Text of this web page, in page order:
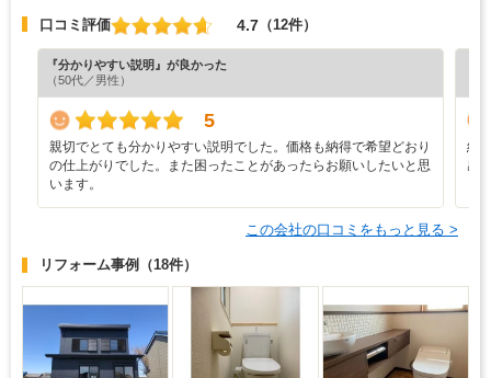
口コミ評価 4.7 （12件）
『分かりやすい説明』が良かった
（50代／男性）
5
親切でとても分かりやすい説明でした。価格も納得で希望どおり
の仕上がりでした。また困ったことがあったらお願いしたいと思
います。
結
感
この会社の口コミをもっと見る >
リフォーム事例 （18件）